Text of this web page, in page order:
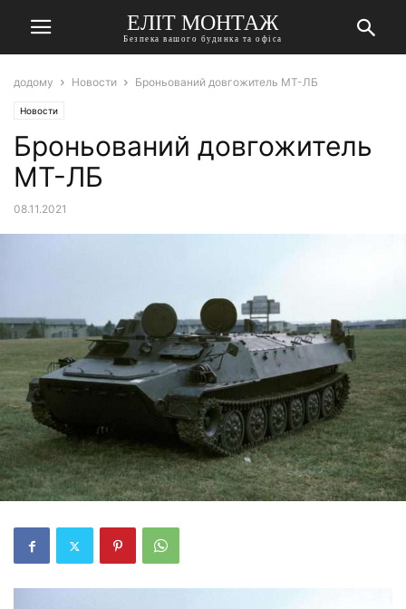
ЕЛІТ МОНТАЖ
Безпека вашого будинка та офіса
додому Новости Броньований довгожитель МТ-ЛБ
Новости
Броньований довгожитель
МТ-ЛБ
08.11.2021